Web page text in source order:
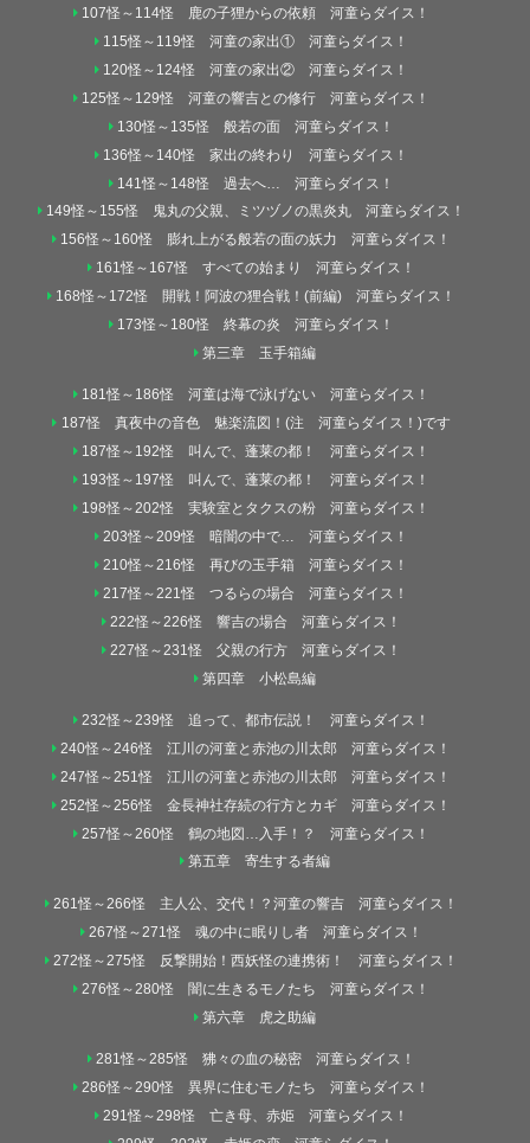
107怪～114怪 鹿の子狸からの依頼 河童らダイス！
115怪～119怪 河童の家出① 河童らダイス！
120怪～124怪 河童の家出② 河童らダイス！
125怪～129怪 河童の響吉との修行 河童らダイス！
130怪～135怪 般若の面 河童らダイス！
136怪～140怪 家出の終わり 河童らダイス！
141怪～148怪 過去へ… 河童らダイス！
149怪～155怪 鬼丸の父親、ミツヅノの黒炎丸 河童らダイス！
156怪～160怪 膨れ上がる般若の面の妖力 河童らダイス！
161怪～167怪 すべての始まり 河童らダイス！
168怪～172怪 開戦！阿波の狸合戦！(前編) 河童らダイス！
173怪～180怪 終幕の炎 河童らダイス！
第三章 玉手箱編
181怪～186怪 河童は海で泳げない 河童らダイス！
187怪 真夜中の音色 魅楽流図！(注 河童らダイス！)です
187怪～192怪 叫んで、蓬莱の都！ 河童らダイス！
193怪～197怪 叫んで、蓬莱の都！ 河童らダイス！
198怪～202怪 実験室とタクスの粉 河童らダイス！
203怪～209怪 暗闇の中で… 河童らダイス！
210怪～216怪 再びの玉手箱 河童らダイス！
217怪～221怪 つるらの場合 河童らダイス！
222怪～226怪 響吉の場合 河童らダイス！
227怪～231怪 父親の行方 河童らダイス！
第四章 小松島編
232怪～239怪 追って、都市伝説！ 河童らダイス！
240怪～246怪 江川の河童と赤池の川太郎 河童らダイス！
247怪～251怪 江川の河童と赤池の川太郎 河童らダイス！
252怪～256怪 金長神社存続の行方とカギ 河童らダイス！
257怪～260怪 鶴の地図…入手！？ 河童らダイス！
第五章 寄生する者編
261怪～266怪 主人公、交代！？河童の響吉 河童らダイス！
267怪～271怪 魂の中に眠りし者 河童らダイス！
272怪～275怪 反撃開始！西妖怪の連携術！ 河童らダイス！
276怪～280怪 闇に生きるモノたち 河童らダイス！
第六章 虎之助編
281怪～285怪 狒々の血の秘密 河童らダイス！
286怪～290怪 異界に住むモノたち 河童らダイス！
291怪～298怪 亡き母、赤姫 河童らダイス！